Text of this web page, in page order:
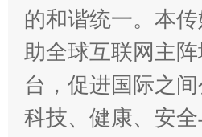
的和谐统一。本
助全球互联网主
台，促进国际之
科技、健康、安